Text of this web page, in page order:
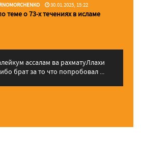
30.01.2025, 15:22
теме о 73-х течениях в исламе
брат за то что попробовал ...